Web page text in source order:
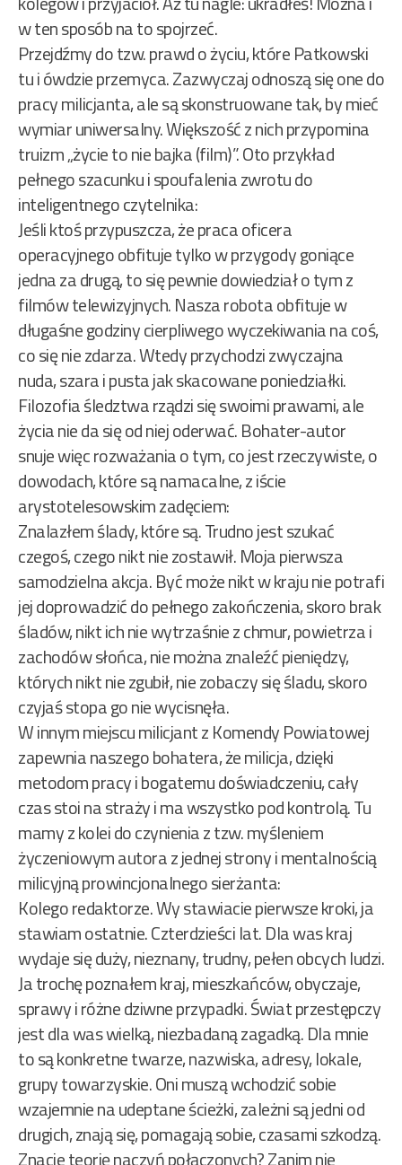
w ten sposób na to spojrzeć.
Przejdźmy do tzw. prawd o życiu, które Patkowski
tu i ówdzie przemyca. Zazwyczaj odnoszą się one do
pracy milicjanta, ale są skonstruowane tak, by mieć
wymiar uniwersalny. Większość z nich przypomina
truizm „życie to nie bajka (film)”. Oto przykład
pełnego szacunku i spoufalenia zwrotu do
inteligentnego czytelnika:
Jeśli ktoś przypuszcza, że praca oficera
operacyjnego obfituje tylko w przygody goniące
jedna za drugą, to się pewnie dowiedział o tym z
filmów telewizyjnych. Nasza robota obfituje w
długaśne godziny cierpliwego wyczekiwania na coś,
co się nie zdarza. Wtedy przychodzi zwyczajna
nuda, szara i pusta jak skacowane poniedziałki.
Filozofia śledztwa rządzi się swoimi prawami, ale
życia nie da się od niej oderwać. Bohater-autor
snuje więc rozważania o tym, co jest rzeczywiste, o
dowodach, które są namacalne, z iście
arystotelesowskim zadęciem:
Znalazłem ślady, które są. Trudno jest szukać
czegoś, czego nikt nie zostawił. Moja pierwsza
samodzielna akcja. Być może nikt w kraju nie potrafi
jej doprowadzić do pełnego zakończenia, skoro brak
śladów, nikt ich nie wytrzaśnie z chmur, powietrza i
zachodów słońca, nie można znaleźć pieniędzy,
których nikt nie zgubił, nie zobaczy się śladu, skoro
czyjaś stopa go nie wycisnęła.
W innym miejscu milicjant z Komendy Powiatowej
zapewnia naszego bohatera, że milicja, dzięki
metodom pracy i bogatemu doświadczeniu, cały
czas stoi na straży i ma wszystko pod kontrolą. Tu
mamy z kolei do czynienia z tzw. myśleniem
życzeniowym autora z jednej strony i mentalnością
milicyjną prowincjonalnego sierżanta:
Kolego redaktorze. Wy stawiacie pierwsze kroki, ja
stawiam ostatnie. Czterdzieści lat. Dla was kraj
wydaje się duży, nieznany, trudny, pełen obcych ludzi.
Ja trochę poznałem kraj, mieszkańców, obyczaje,
sprawy i różne dziwne przypadki. Świat przestępczy
jest dla was wielką, niezbadaną zagadką. Dla mnie
to są konkretne twarze, nazwiska, adresy, lokale,
grupy towarzyskie. Oni muszą wchodzić sobie
wzajemnie na udeptane ścieżki, zależni są jedni od
drugich, znają się, pomagają sobie, czasami szkodzą.
Znacie teorię naczyń połączonych? Zanim nie